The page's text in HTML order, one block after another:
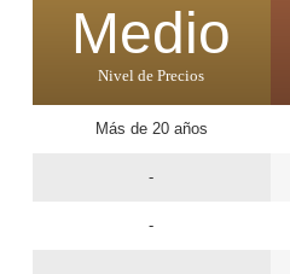
Medio
Nivel de Precios
Más de 20 años
-
-